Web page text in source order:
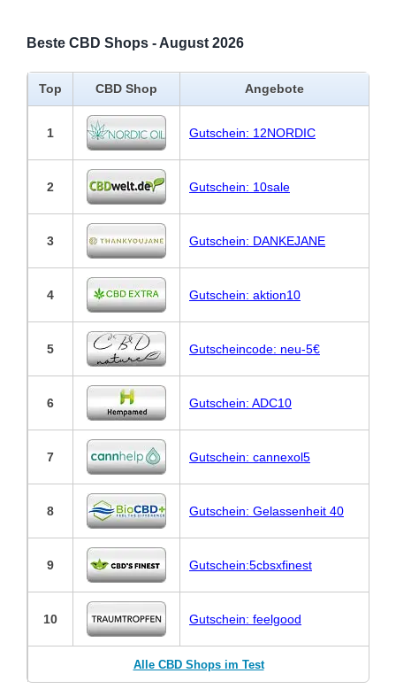
Beste CBD Shops - August 2026
Top CBD Shop Angebote
1 Gutschein: 12NORDIC
2 Gutschein: 10sale
3 Gutschein: DANKEJANE
4 Gutschein: aktion10
5 Gutscheincode: neu-5€
6 Gutschein: ADC10
7 Gutschein: cannexol5
8 Gutschein: Gelassenheit 40
9 Gutschein:5cbsxfinest
10 Gutschein: feelgood
Alle CBD Shops im Test